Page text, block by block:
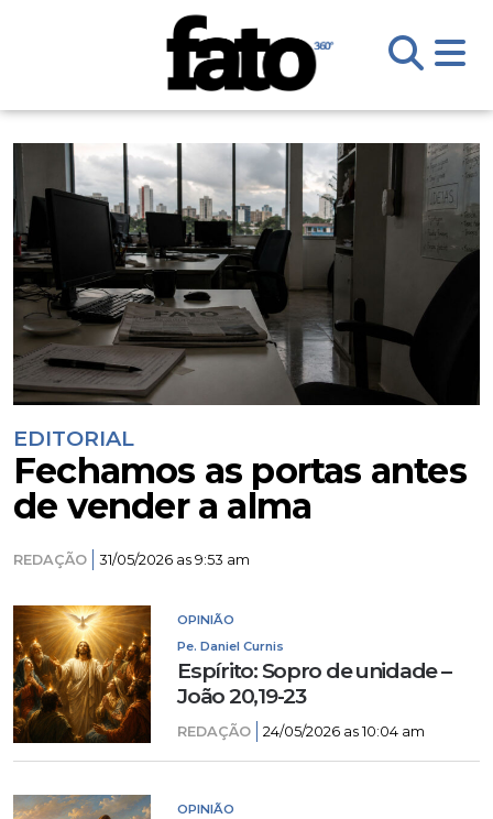
EDITORIAL
Fechamos as portas antes
de vender a alma
REDAÇÃO 31/05/2026 as 9:53 am
OPINIÃO
Pe. Daniel Curnis
Espírito: Sopro de unidade –
João 20,19-23
REDAÇÃO 24/05/2026 as 10:04 am
OPINIÃO